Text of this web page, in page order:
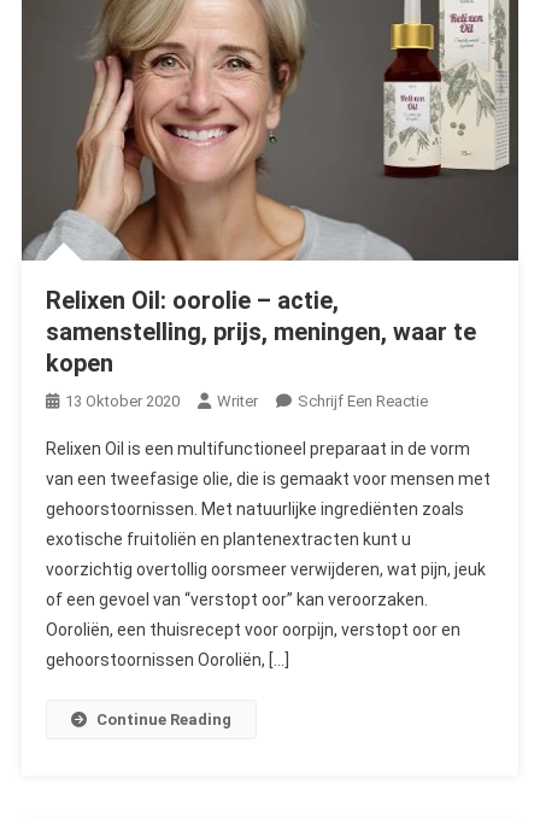
Relixen Oil: oorolie – actie,
samenstelling, prijs, meningen, waar te
kopen
13 Oktober 2020 Writer Schrijf Een ReactieOn
Oil:
Oorolie
–
Samenstelling,
Relixen Oil is een multifunctioneel preparaat in de vorm
van een tweefasige olie, die is gemaakt voor mensen met
gehoorstoornissen. Met natuurlijke ingrediënten zoals
exotische fruitoliën en plantenextracten kunt u
voorzichtig overtollig oorsmeer verwijderen, wat pijn, jeuk
of een gevoel van “verstopt oor” kan veroorzaken.
Ooroliën, een thuisrecept voor oorpijn, verstopt oor en
gehoorstoornissen Ooroliën, […]
Continue Reading